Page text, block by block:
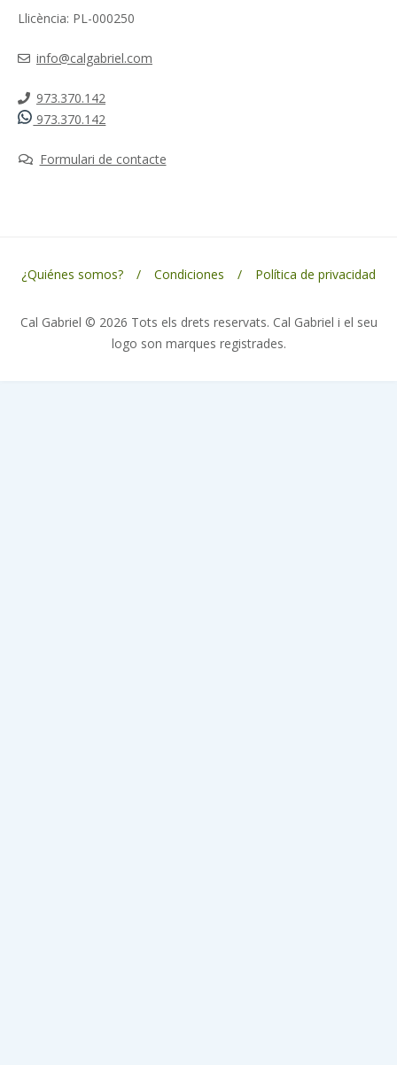
Llicència: PL-000250
info@calgabriel.com
973.370.142
973.370.142
Formulari de contacte
Cal Gabriel © 2026 Tots els drets reservats. Cal Gabriel i el seu
logo son marques registrades.
¿Quiénes somos? Condiciones Política de privacidad